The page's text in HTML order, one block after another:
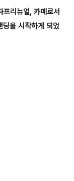
프리뉴얼, 카페로서
딩을 시작하게 되었